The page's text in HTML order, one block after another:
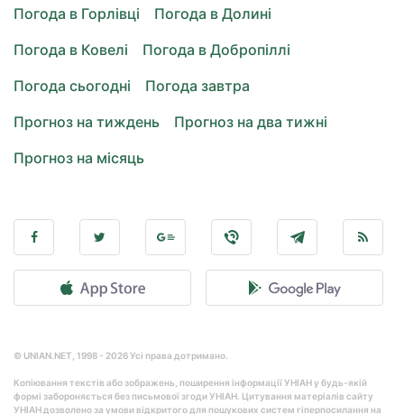
Погода в Горлівці
Погода в Долині
Погода в Ковелі
Погода в Добропіллі
Погода сьогодні
Погода завтра
Прогноз на тиждень
Прогноз на два тижні
Прогноз на місяць
© UNIAN.NET, 1998 - 2026 Усі права дотримано.
Копіювання текстів або зображень, поширення інформації УНІАН у будь-якій
формі забороняється без письмової згоди УНІАН. Цитування матеріалів сайту
УНІАН дозволено за умови відкритого для пошукових систем гіперпосилання на